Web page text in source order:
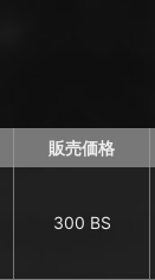
販売価格
300 BS